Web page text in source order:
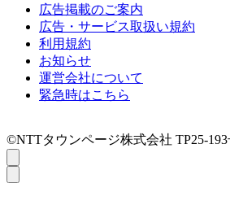
広告掲載のご案内
広告・サービス取扱い規約
利用規約
お知らせ
運営会社について
緊急時はこちら
©NTTタウンページ株式会社 TP25-193